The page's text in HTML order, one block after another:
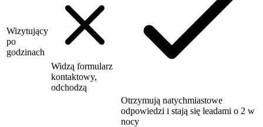
Wizytujący
po
godzinach
Widzą formularz
kontaktowy,
odchodzą
Otrzymują natychmiastowe
odpowiedzi i stają się leadami o 2 w
nocy